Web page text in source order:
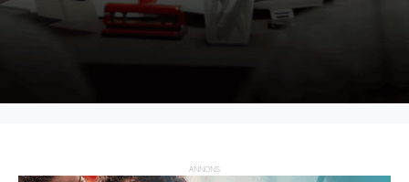
ANNONS